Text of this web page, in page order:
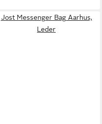
Jost Messenger Bag Aarhus,
Leder